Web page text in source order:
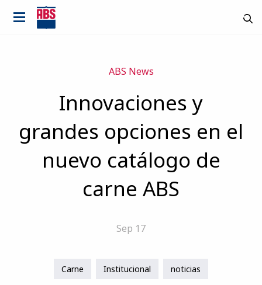
ABS News
Innovaciones y
grandes opciones en el
nuevo catálogo de
carne ABS
Sep 17
Carne Institucional noticias